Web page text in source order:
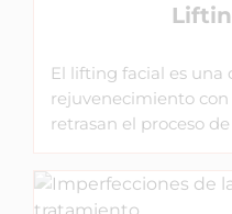
El lifting facial es una
rejuvenecimiento
retrasan el proceso